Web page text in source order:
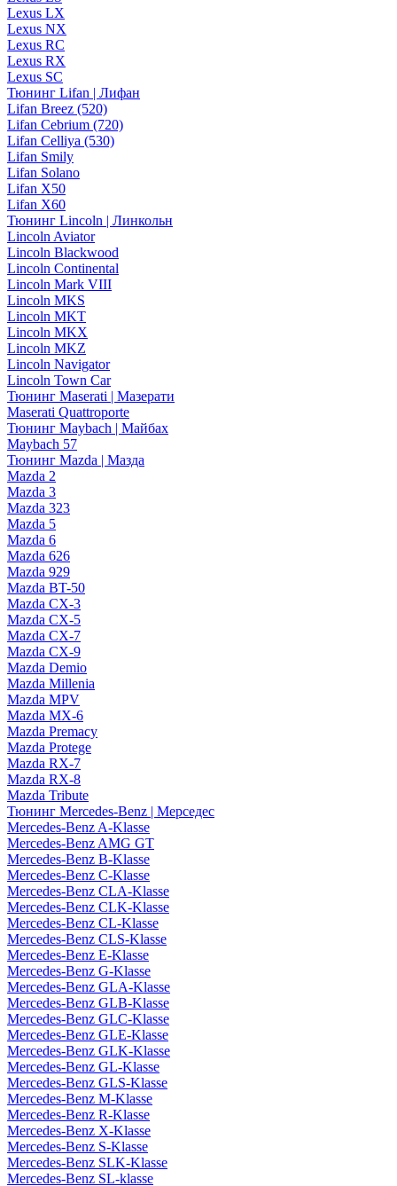
Lexus LX
Lexus NX
Lexus RC
Lexus RX
Lexus SC
Тюнинг Lifan | Лифан
Lifan Breez (520)
Lifan Cebrium (720)
Lifan Celliya (530)
Lifan Smily
Lifan Solano
Lifan X50
Lifan X60
Тюнинг Lincoln | Линкольн
Lincoln Aviator
Lincoln Blackwood
Lincoln Continental
Lincoln Mark VIII
Lincoln MKS
Lincoln MKT
Lincoln MKX
Lincoln MKZ
Lincoln Navigator
Lincoln Town Car
Тюнинг Maserati | Мазерати
Maserati Quattroporte
Тюнинг Maybach | Майбах
Maybach 57
Тюнинг Mazda | Мазда
Mazda 2
Mazda 3
Mazda 323
Mazda 5
Mazda 6
Mazda 626
Mazda 929
Mazda BT-50
Mazda CX-3
Mazda CX-5
Mazda CX-7
Mazda CX-9
Mazda Demio
Mazda Millenia
Mazda MPV
Mazda MX-6
Mazda Premacy
Mazda Protege
Mazda RX-7
Mazda RX-8
Mazda Tribute
Тюнинг Mercedes-Benz | Мерседес
Mercedes-Benz A-Klasse
Mercedes-Benz AMG GT
Mercedes-Benz B-Klasse
Mercedes-Benz C-Klasse
Mercedes-Benz CLA-Klasse
Mercedes-Benz CLK-Klasse
Mercedes-Benz CL-Klasse
Mercedes-Benz CLS-Klasse
Mercedes-Benz E-Klasse
Mercedes-Benz G-Klasse
Mercedes-Benz GLA-Klasse
Mercedes-Benz GLB-Klasse
Mercedes-Benz GLC-Klasse
Mercedes-Benz GLE-Klasse
Mercedes-Benz GLK-Klasse
Mercedes-Benz GL-Klasse
Mercedes-Benz GLS-Klasse
Mercedes-Benz M-Klasse
Mercedes-Benz R-Klasse
Mercedes-Benz X-Klasse
Mercedes-Benz S-Klasse
Mercedes-Benz SLK-Klasse
Mercedes-Benz SL-klasse